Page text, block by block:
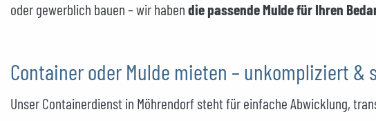
oder gewerblich bauen – wir haben die passende Mulde für Ihren
Container oder Mulde mieten – unkompliziert &
Unser Containerdienst in Möhrendorf steht für einfache Abwicklung,